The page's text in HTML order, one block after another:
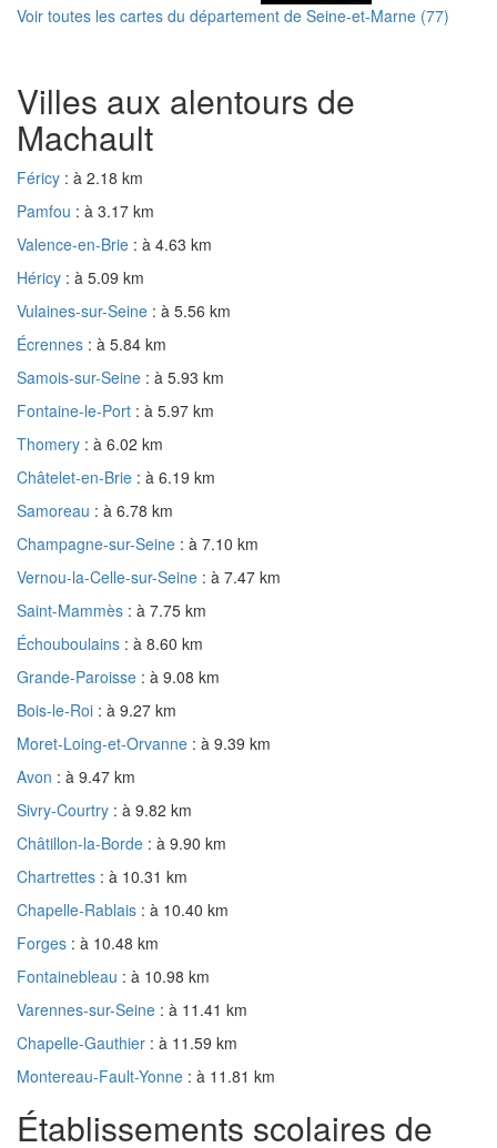
Voir toutes les cartes du département de Seine-et-Marne (77)
Villes aux alentours de
Machault
Féricy : à 2.18 km
Pamfou : à 3.17 km
Valence-en-Brie : à 4.63 km
Héricy : à 5.09 km
Vulaines-sur-Seine : à 5.56 km
Écrennes : à 5.84 km
Samois-sur-Seine : à 5.93 km
Fontaine-le-Port : à 5.97 km
Thomery : à 6.02 km
Châtelet-en-Brie : à 6.19 km
Samoreau : à 6.78 km
Champagne-sur-Seine : à 7.10 km
Vernou-la-Celle-sur-Seine : à 7.47 km
Saint-Mammès : à 7.75 km
Échouboulains : à 8.60 km
Grande-Paroisse : à 9.08 km
Bois-le-Roi : à 9.27 km
Moret-Loing-et-Orvanne : à 9.39 km
Avon : à 9.47 km
Sivry-Courtry : à 9.82 km
Châtillon-la-Borde : à 9.90 km
Chartrettes : à 10.31 km
Chapelle-Rablais : à 10.40 km
Forges : à 10.48 km
Fontainebleau : à 10.98 km
Varennes-sur-Seine : à 11.41 km
Chapelle-Gauthier : à 11.59 km
Montereau-Fault-Yonne : à 11.81 km
Établissements scolaires de